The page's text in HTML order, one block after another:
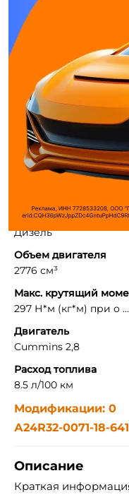
Тип двигателя
Дизель
Объем двигателя
2776 см³
Макс. крутящий
297 Н*м (кг*м) при о ...
Двигатель
Cummins 2,8
Расход топлива
8.5 л/100 км
Модификации: 0
А24R32-0071-18-
Описание
Краткая